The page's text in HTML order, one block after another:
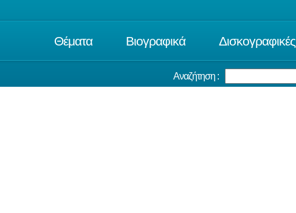
Θέματα Βιογραφικά Δισκογραφικές
Αναζήτηση :